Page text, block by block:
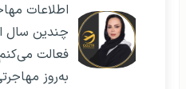
اطلاعات
چندین سال
فعالت
به‌روز